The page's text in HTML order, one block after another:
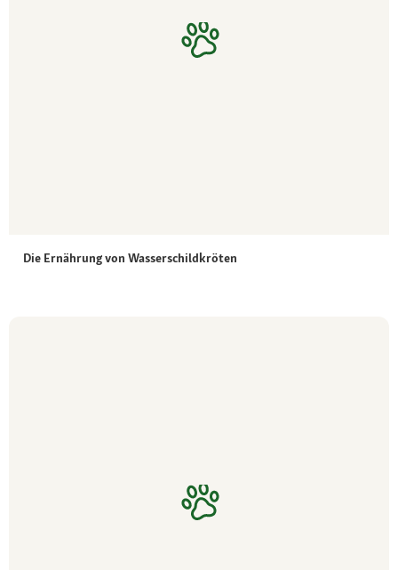
Die Ernährung von Wasserschildkröten